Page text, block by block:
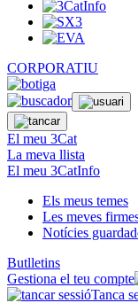
CORPORATIU
El meu 3Cat
La meva llista
El meu 3CatInfo
Els meus temes
Les meves
Notícies
Butlletins
Gestiona el teu compte
Tanca